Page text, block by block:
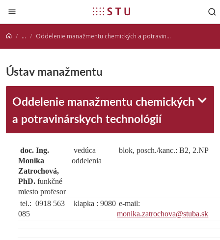
Prejsť na obsah
... Oddelenie manažmentu chemických a potravinárskych technológií
Ústav manažmentu
Oddelenie manažmentu chemických
a potravinárskych technológií
doc. Ing.
Monika
Zatrochová,
PhD.funkčné
miesto profesor
vedúca
oddelenia
blok, posch./kanc.: B2, 2.NP
tel.: 0918 563
085
klapka : 9080 e-mail:
monika.zatrochova@stuba.sk